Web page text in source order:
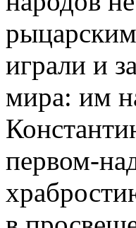
играли и
мира: им
первом-